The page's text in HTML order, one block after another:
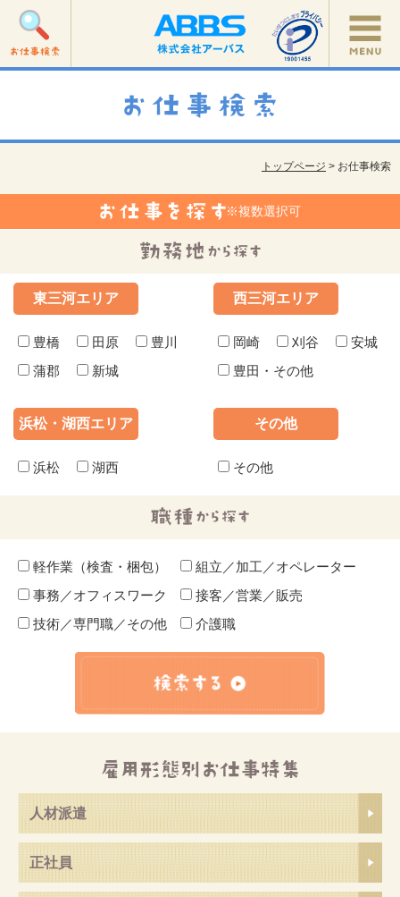
トップページ > お仕事検索
※複数選択可
東三河エリア
豊橋 田原
豊川
蒲郡
新城
西三河エリア
岡崎 刈谷
安城
豊田・その他
浜松・湖西エリア
浜松 湖西
その他
その他
軽作業（検査・梱包）
組立／加工／オペレーター
事務／オフィスワーク
接客／営業／販売
技術／専門職／その他
介護職
人材派遣
正社員